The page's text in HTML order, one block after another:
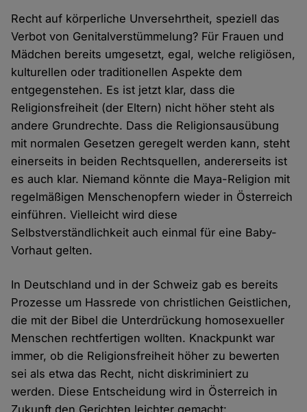
Recht auf körperliche Unversehrtheit, speziell das
Verbot von Genitalverstümmelung? Für Frauen und
Mädchen bereits umgesetzt, egal, welche religiösen,
kulturellen oder traditionellen Aspekte dem
entgegenstehen. Es ist jetzt klar, dass die
Religionsfreiheit (der Eltern) nicht höher steht als
andere Grundrechte. Dass die Religionsausübung
mit normalen Gesetzen geregelt werden kann, steht
einerseits in beiden Rechtsquellen, andererseits ist
es auch klar. Niemand könnte die Maya-Religion mit
regelmäßigen Menschenopfern wieder in Österreich
einführen. Vielleicht wird diese
Selbstverständlichkeit auch einmal für eine Baby-
Vorhaut gelten.
In Deutschland und in der Schweiz gab es bereits
Prozesse um Hassrede von christlichen Geistlichen,
die mit der Bibel die Unterdrückung homosexueller
Menschen rechtfertigen wollten. Knackpunkt war
immer, ob die Religionsfreiheit höher zu bewerten
sei als etwa das Recht, nicht diskriminiert zu
werden. Diese Entscheidung wird in Österreich in